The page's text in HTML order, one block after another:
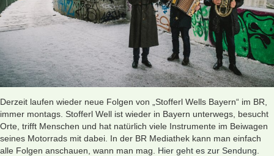
Derzeit laufen wieder neue Folgen von „Stofferl Wells Bayern“ im BR,
immer montags. Stofferl Well ist wieder in Bayern unterwegs, besucht
Orte, trifft Menschen und hat natürlich viele Instrumente im Beiwagen
seines Motorrads mit dabei. In der BR Mediathek kann man einfach
alle Folgen anschauen, wann man mag. Hier geht es zur Sendung.